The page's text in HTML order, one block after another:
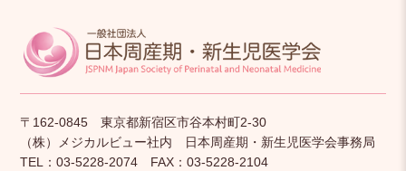
〒162-0845 東京都新宿区市谷本村町2-30
（株）メジカルビュー社内 日本周産期・新生児医学会事務局
TEL：03-5228-2074 FAX：03-5228-2104